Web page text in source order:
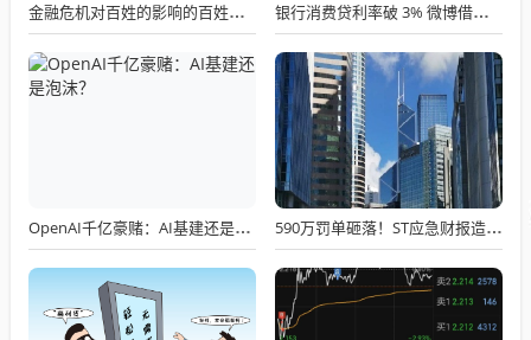
金融危机对百姓的影响的百姓实录：工作没了，房子跌了，存款还安全吗？ 银行消费贷利率破 3% 微博借钱实际年化超 36%？互联网小贷利率乱象调查
OpenAI千亿豪赌：AI基建还是泡沫？ 590万罚单砸落！ST应急财报造假细节曝光，董事长领衔三高管集体折戟